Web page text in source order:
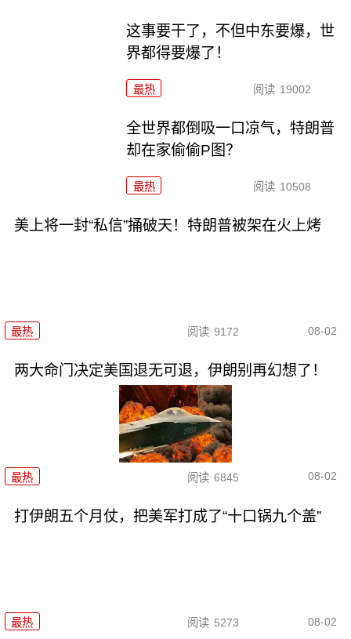
这事要干了，不但中东要爆，世
界都得要爆了！
最热 阅读 19002
全世界都倒吸一口凉气，特朗普
却在家偷偷P图？
最热 阅读 10508
美上将一封“私信”捅破天！特朗普被架在火上烤
最热 阅读 9172 08-02
两大命门决定美国退无可退，伊朗别再幻想了！
最热 阅读 6845 08-02
打伊朗五个月仗，把美军打成了“十口锅九个盖”
最热 阅读 5273 08-02